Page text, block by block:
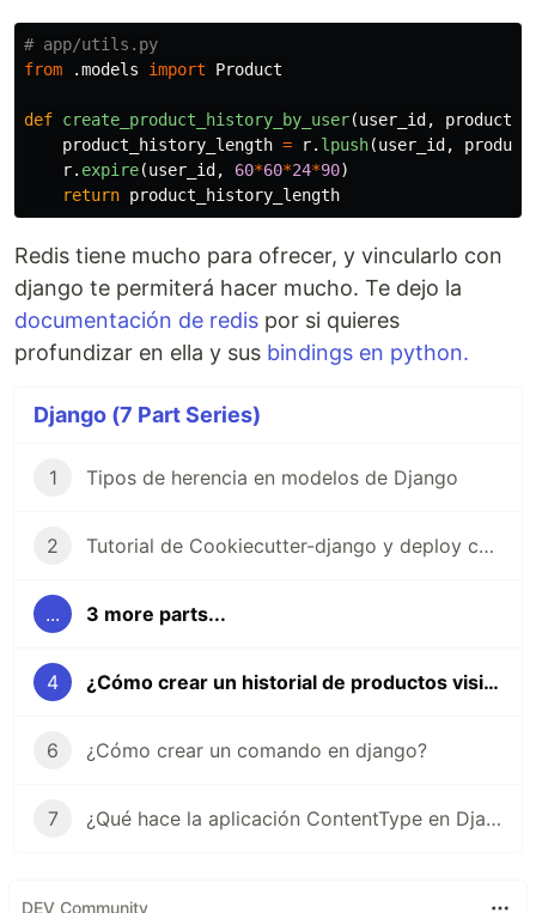
from
.models import Product
def create_product_history_by_user(user_id ,
product_history_length = r. lpush(user_id ,
r. expire(user_id , 60*60*24*90)
return product_history_length
Redis tiene mucho para ofrecer, y vincularlo con
django te permiterá hacer mucho. Te dejo la
documentación de redis por si quieres
profundizar en ella y sus bindings en python.
Django (7 Part Series)
1 Tipos de herencia en modelos de Django
2 Tutorial de Cookiecutter-django y deploy con Docker-compose en linux
... 3 more parts...
4 ¿Cómo crear un historial de productos visitados con django y redis?
6 ¿Cómo crear un comando en django?
7 ¿Qué hace la aplicación ContentType en Django?
DEV Community